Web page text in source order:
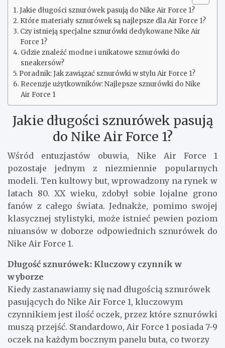
Jakie długości sznurówek pasują do Nike Air Force 1?
Które materiały sznurówek są najlepsze dla Air Force 1?
Czy istnieją specjalne sznurówki dedykowane Nike Air
Force 1?
Gdzie znaleźć modne i unikatowe sznurówki do
sneakersów?
Poradnik: Jak zawiązać sznurówki w stylu Air Force 1?
Recenzje użytkowników: Najlepsze sznurówki do Nike
Air Force 1
Jakie długości sznurówek pasują
do Nike Air Force 1?
Wśród entuzjastów obuwia, Nike Air Force 1
pozostaje jednym z niezmiennie popularnych
modeli. Ten kultowy but, wprowadzony na rynek w
latach 80. XX wieku, zdobył sobie lojalne grono
fanów z całego świata. Jednakże, pomimo swojej
klasycznej stylistyki, może istnieć pewien poziom
niuansów w doborze odpowiednich sznurówek do
Nike Air Force 1.
Długość sznurówek: Kluczowy czynnik w
wyborze
Kiedy zastanawiamy się nad długością sznurówek
pasujących do Nike Air Force 1, kluczowym
czynnikiem jest ilość oczek, przez które sznurówki
muszą przejść. Standardowo, Air Force 1 posiada 7-9
oczek na każdym bocznym panelu buta, co tworzy